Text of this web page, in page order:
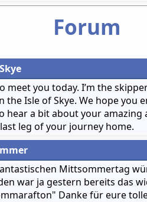
Forum
meet you today. I’m the
the Isle of Skye. We hope you
hear a bit about your amazing
leg of your journey home.
Mittsommertag
war ja gestern bereits das
Danke für eure